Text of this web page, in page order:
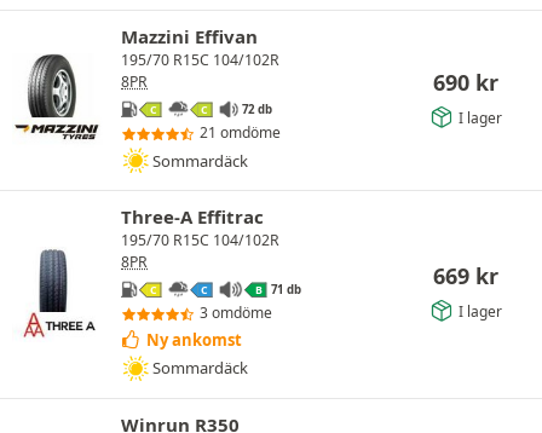
Mazzini Effivan
195/70 R15C 104/102R
8PR
C C 72 db
21 omdöme
Sommardäck
690 kr
I lager
Three-A Effitrac
195/70 R15C 104/102R
8PR
C C B 71 db
3 omdöme
Ny ankomst
Sommardäck
669 kr
I lager
Winrun R350